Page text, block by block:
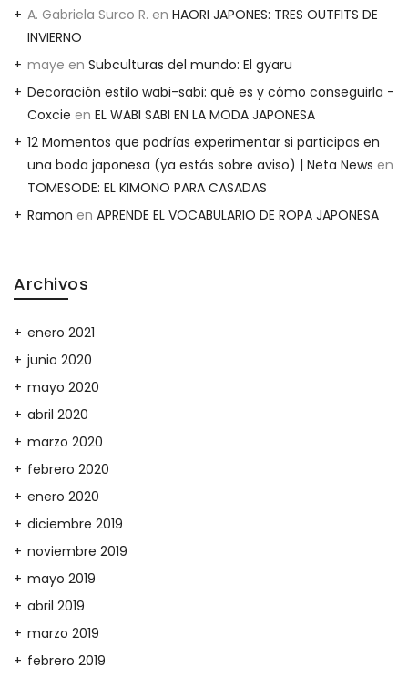
A. Gabriela Surco R. en HAORI JAPONES: TRES OUTFITS DE
INVIERNO
maye en Subculturas del mundo: El gyaru
Decoración estilo wabi-sabi: qué es y cómo conseguirla -
Coxcie en EL WABI SABI EN LA MODA JAPONESA
12 Momentos que podrías experimentar si participas en
una boda japonesa (ya estás sobre aviso) | Neta News en
TOMESODE: EL KIMONO PARA CASADAS
Ramon en APRENDE EL VOCABULARIO DE ROPA JAPONESA
Archivos
enero 2021
junio 2020
mayo 2020
abril 2020
marzo 2020
febrero 2020
enero 2020
diciembre 2019
noviembre 2019
mayo 2019
abril 2019
marzo 2019
febrero 2019